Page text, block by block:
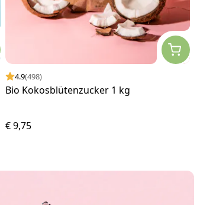
4.9(498)
Bio Kokosblütenzucker 1 kg
€ 9,75